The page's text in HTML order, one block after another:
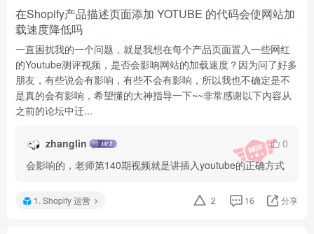
在Shopify产品描述页面添加 YOTUBE 的代码会使网站加
载速度降低吗
一直困扰我的一个问题，就是我想在每个产品页面置入一些网红
的Youtube测评视频，是否会影响网站的加载速度？因为问了好多
朋友，有些说会有影响，有些不会有影响，所以我也不确定是不
是真的会有影响，希望懂的大神指导一下~~非常感谢以下内容从
之前的论坛中迁...
zhanglin
0
会影响的，老师第140期视频就是讲插入youtube的正确方式
1. Shopify 运营 2 16 分享